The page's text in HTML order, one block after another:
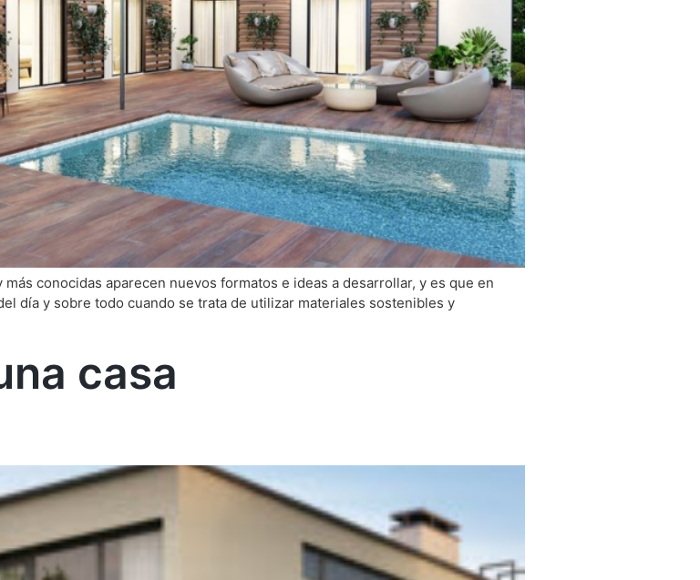
conocidas aparecen nuevos formatos e ideas a desarrollar, y es que en
día y sobre todo cuando se trata de utilizar materiales sostenibles y
casa